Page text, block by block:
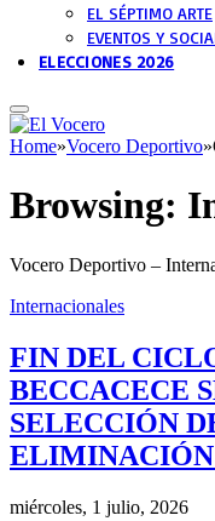
EL SÉPTIMO ARTE
EVENTOS Y
ELECCIONES 2026
Home»Vocero Deportivo»
Browsing:
Vocero Deportivo –
Internacionales
FIN DEL
BECCACECE
SELECCIÓN
miércoles, 1 julio, 2026